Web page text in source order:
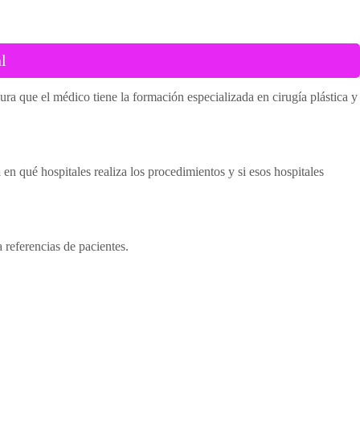
que el médico tiene la formación especializada en cirugía plástica y
qué hospitales realiza los procedimientos y si esos hospitales
de pacientes.